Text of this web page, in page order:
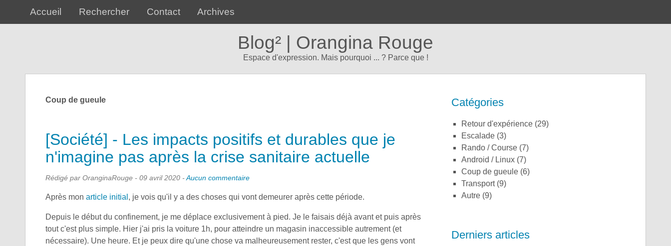
Accueil Rechercher Contact Archives
Blog² | Orangina Rouge
Espace d'expression. Mais pourquoi ... ? Parce que !
Coup de gueule
[Société] - Les impacts positifs et durables que je
n'imagine pas après la crise sanitaire actuelle
Rédigé par OranginaRouge - 09 avril 2020 -Aucun commentaire
Après mon article initial , je vois qu'il y a des choses qui vont demeurer après cette période.
Depuis le début du confinement, je me déplace exclusivement à pied. Je le faisais déjà avant et puis après
tout c'est plus simple. Hier j'ai pris la voiture 1h, pour atteindre un magasin inaccessible autrement (et
nécessaire). Une heure. Et je peux dire qu'une chose va malheureusement rester, c'est que les gens vont
Catégories
Retour d'expérience (29)
Escalade (3)
Rando / Course (7)
Android / Linux (7)
Coup de gueule (6)
Transport(9)
Autre (9)
Derniers articles